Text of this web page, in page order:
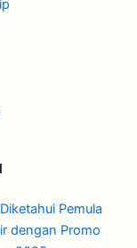
Pemula
dengan Promo